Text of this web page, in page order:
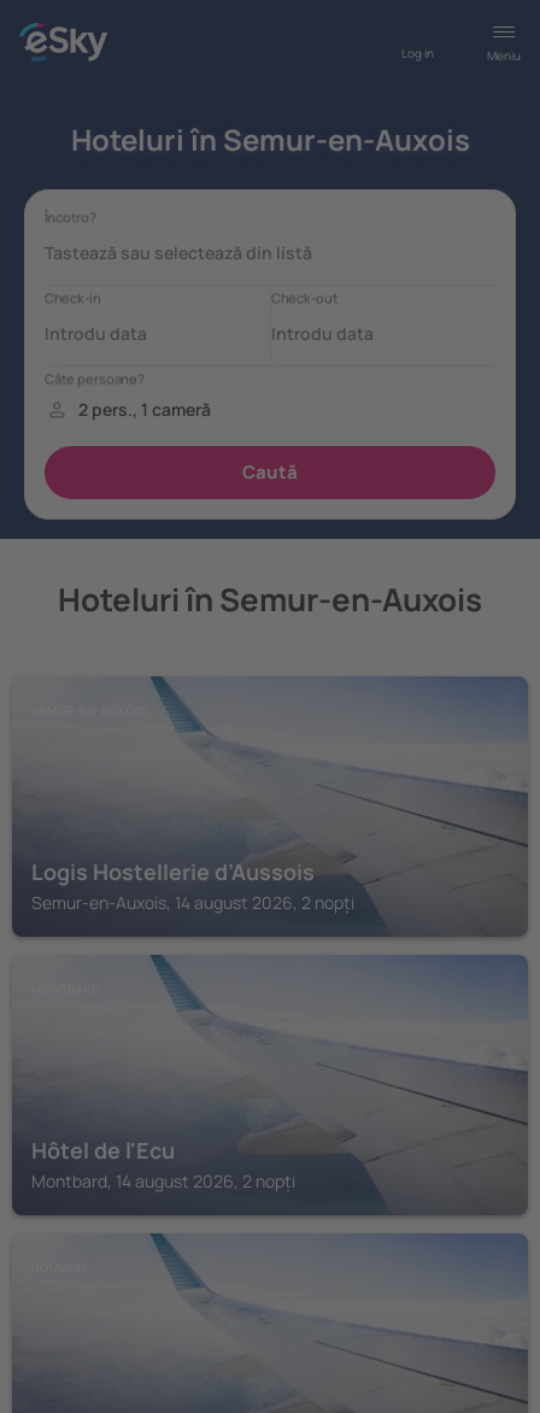
Meniu
Log in
Hoteluri în Semur-en-Auxois
Hoteluri în Semur-en-Auxois
Logis Hostellerie d’Aussois
Semur-en-Auxois, 14 august 2026, 2 nopți
Hôtel de l'Ecu
Montbard, 14 august 2026, 2 nopți